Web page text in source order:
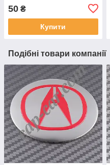
50 ₴
Купити
Подібні товари компанії